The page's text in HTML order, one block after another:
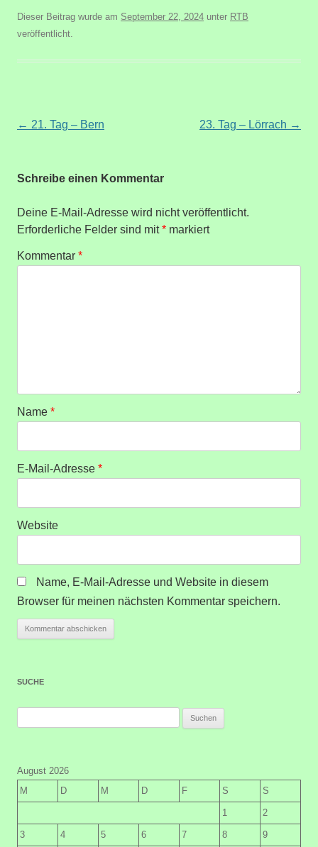
Dieser Beitrag wurde am September 22, 2024 unter RTB
veröffentlicht.
Beitragsnavigation
← 21. Tag – Bern 23. Tag – Lörrach →
Schreibe einen Kommentar
Deine E-Mail-Adresse wird nicht veröffentlicht.
Erforderliche Felder sind mit* markiert
Kommentar *
Name *
E-Mail-Adresse *
Website
Name, E-Mail-Adresse und Website in diesem
Browser für meinen nächsten Kommentar speichern.
SUCHE
August 2026
M
D M D F S S
1 2
3 4 5 6 7 8 9